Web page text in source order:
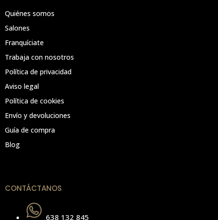
Quiénes somos
Salones
Franquíciate
Trabaja con nosotros
Política de privacidad
Aviso legal
Política de cookies
Envío y devoluciones
Guía de compra
Blog
CONTÁCTANOS
638 132 845